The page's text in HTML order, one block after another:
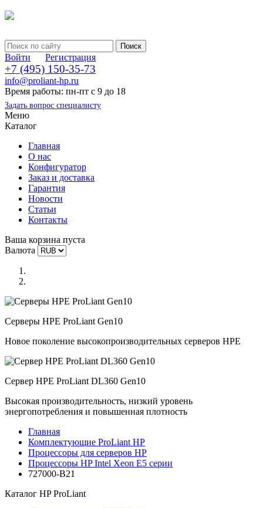
Войти Регистрация
+7 (495) 150-35-73
info@proliant-hp.ru
Время работы: пн-пт с 9 до 18
Задать вопрос специалисту
Меню
Каталог
Главная
О нас
Конфигуратор
Заказ и доставка
Гарантия
Новости
Статьи
Контакты
Ваша корзина пуста
Валюта
Серверы HPE ProLiant Gen10
Новое поколение высокопроизводительных серверов HPE
Сервер HPE ProLiant DL360 Gen10
Высокая производительность, низкий уровень
энергопотребления и повышенная плотность
Главная
Комплектующие ProLiant HP
Процессоры для серверов HP
Процессоры HP Intel Xeon E5 серии
727000-B21
Каталог HP ProLiant